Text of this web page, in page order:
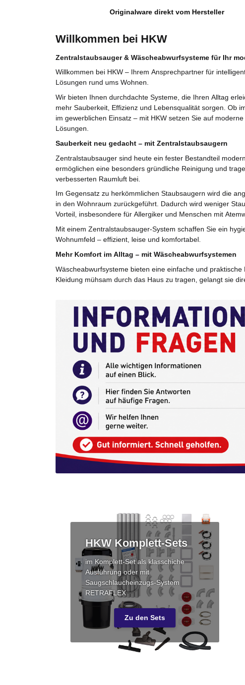
Originalware direkt vom Hersteller
Willkommen bei HKW
Zentralstaubsauger & Wäscheabwurfsysteme für Ihr
Willkommen bei HKW – Ihrem Ansprechpartner für
Lösungen rund ums Wohnen.
Wir bieten Ihnen durchdachte Systeme, die Ihren Alltag
mehr Sauberkeit, Effizienz und Lebensqualität sorgen. Ob
im gewerblichen Einsatz – mit HKW setzen Sie auf
Lösungen.
Sauberkeit neu gedacht – mit Zentralstaubsaugern
Zentralstaubsauger sind heute ein fester Bestandteil
ermöglichen eine besonders gründliche Reinigung und
verbesserten Raumluft bei.
Im Gegensatz zu herkömmlichen Staubsaugern wird die
in den Wohnraum zurückgeführt. Dadurch wird weniger
Vorteil, insbesondere für Allergiker und Menschen mit
Mit einem Zentralstaubsauger-System schaffen Sie ein
Wohnumfeld – effizient, leise und komfortabel.
Mehr Komfort im Alltag – mit Wäscheabwurfsystemen
Wäscheabwurfsysteme bieten eine einfache und
Kleidung mühsam durch das Haus zu tragen, gelangt sie
HKW Komplett-Sets
im Komplett-Set als klasschiche
Ausführung oder mit
Saugschlaucheinzugs-System
RETRAFLEX
Zu den Sets